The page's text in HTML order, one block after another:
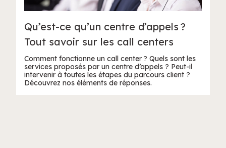
Qu’est-ce qu’un centre d’appels ?
Tout savoir sur les call centers
Comment fonctionne un call center ? Quels sont les
services proposés par un centre d’appels ? Peut-il
intervenir à toutes les étapes du parcours client ?
Découvrez nos éléments de réponses.